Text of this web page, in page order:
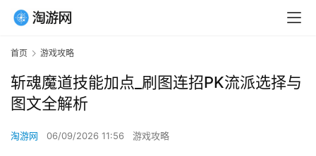
首页 游戏攻略
斩魂魔道技能加点_刷图连招PK流派选择与
图文全解析
淘游网 06/09/2026 11:56 游戏攻略